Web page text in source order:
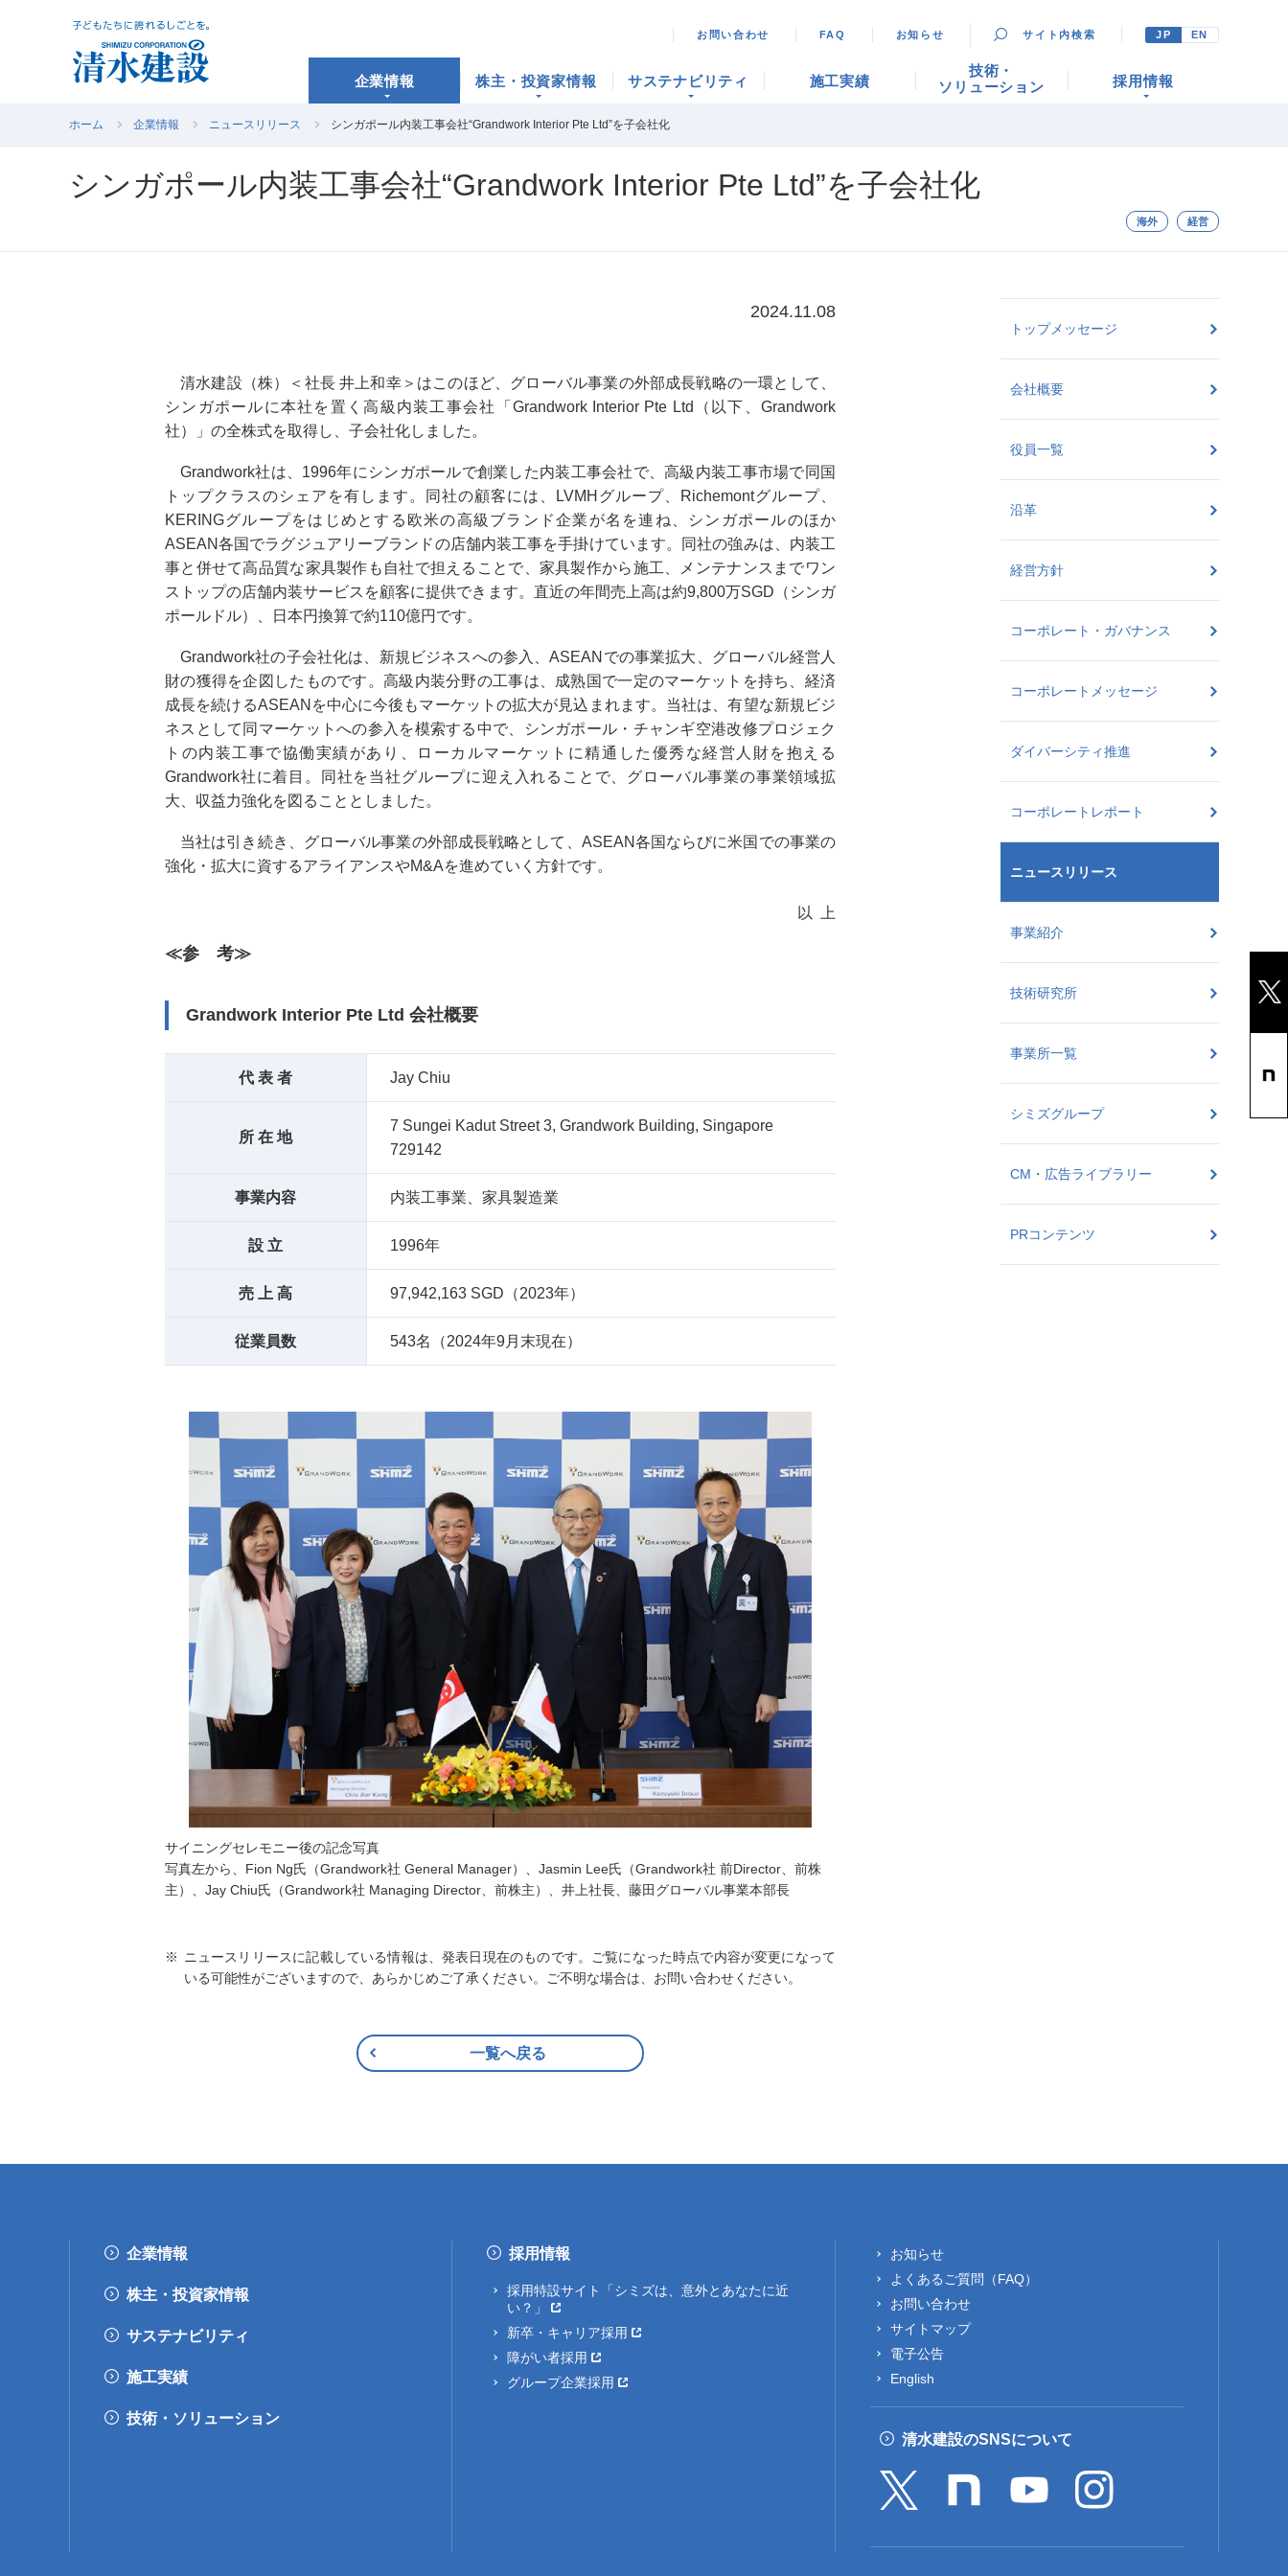
お問い合わせ FAQ お知らせ サイト内検索 JP EN
企業情報 株主・投資家情報 サステナビリティ 施工実績
技術・
ソリューション
採用情報
ホーム 企業情報 ニュースリリース シンガポール内装工事会社“Grandwork Interior Pte Ltd”を子会社化
シンガポール内装工事会社“Grandwork Interior Pte Ltd”を子会社化
海外 経営
2024.11.08
清水建設（株）＜社長 井上和幸＞はこのほど、グローバル事業の外部成長戦略の一環として、
シンガポールに本社を置く高級内装工事会社「Grandwork Interior Pte Ltd（以下、Grandwork
社）」の全株式を取得し、子会社化しました。
Grandwork社は、1996年にシンガポールで創業した内装工事会社で、高級内装工事市場で同国
トップクラスのシェアを有します。同社の顧客には、LVMHグループ、Richemontグループ、
KERINGグループをはじめとする欧米の高級ブランド企業が名を連ね、シンガポールのほか
ASEAN各国でラグジュアリーブランドの店舗内装工事を手掛けています。同社の強みは、内装工
事と併せて高品質な家具製作も自社で担えることで、家具製作から施工、メンテナンスまでワン
ストップの店舗内装サービスを顧客に提供できます。直近の年間売上高は約9,800万SGD（シンガ
ポールドル）、日本円換算で約110億円です。
Grandwork社の子会社化は、新規ビジネスへの参入、ASEANでの事業拡大、グローバル経営人
財の獲得を企図したものです。高級内装分野の工事は、成熟国で一定のマーケットを持ち、経済
成長を続けるASEANを中心に今後もマーケットの拡大が見込まれます。当社は、有望な新規ビジ
ネスとして同マーケットへの参入を模索する中で、シンガポール・チャンギ空港改修プロジェク
トの内装工事で協働実績があり、ローカルマーケットに精通した優秀な経営人財を抱える
Grandwork社に着目。同社を当社グループに迎え入れることで、グローバル事業の事業領域拡
大、収益力強化を図ることとしました。
当社は引き続き、グローバル事業の外部成長戦略として、ASEAN各国ならびに米国での事業の
強化・拡大に資するアライアンスやM&Aを進めていく方針です。
以上
≪参 考≫
Grandwork Interior Pte Ltd 会社概要
代 表 者 Jay Chiu
所 在 地
7 Sungei Kadut Street 3, Grandwork Building, Singapore
729142
事業内容 内装工事業、家具製造業
設 立 1996年
売 上 高 97,942,163 SGD（2023年）
従業員数 543名（2024年9月末現在）
サイニングセレモニー後の記念写真
写真左から、Fion Ng氏（Grandwork社 General Manager）、Jasmin Lee氏（Grandwork社 前Director、前株
主）、Jay Chiu氏（Grandwork社 Managing Director、前株主）、井上社長、藤田グローバル事業本部長
ニュースリリースに記載している情報は、発表日現在のものです。ご覧になった時点で内容が変更になって
いる可能性がございますので、あらかじめご了承ください。ご不明な場合は、お問い合わせください。
一覧へ戻る
トップメッセージ
会社概要
役員一覧
沿革
経営方針
コーポレート・ガバナンス
コーポレートメッセージ
ダイバーシティ推進
コーポレートレポート
ニュースリリース
事業紹介
技術研究所
事業所一覧
シミズグループ
CM・広告ライブラリー
PRコンテンツ
企業情報
株主・投資家情報
サステナビリティ
施工実績
技術・ソリューション
採用情報
採用特設サイト「シミズは、意外とあなたに近
い？」
新卒・キャリア採用
障がい者採用
グループ企業採用
お知らせ
よくあるご質問（FAQ）
お問い合わせ
サイトマップ
電子公告
English
清水建設のSNSについて